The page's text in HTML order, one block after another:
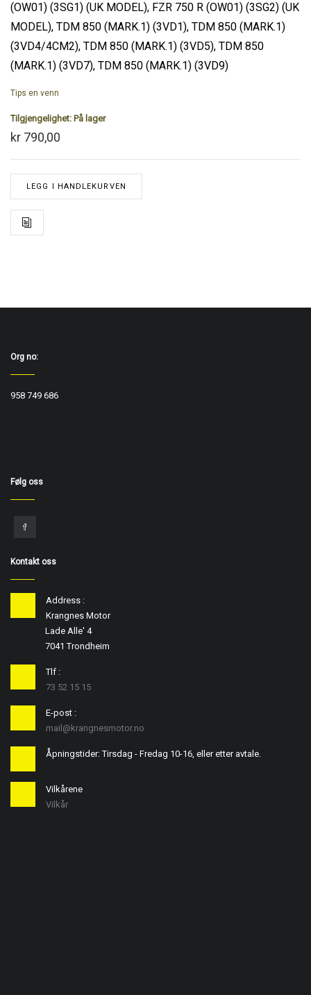
(OW01) (3SG1) (UK MODEL), FZR 750 R (OW01) (3SG2) (UK
MODEL), TDM 850 (MARK.1) (3VD1), TDM 850 (MARK.1)
(3VD4/4CM2), TDM 850 (MARK.1) (3VD5), TDM 850
(MARK.1) (3VD7), TDM 850 (MARK.1) (3VD9)
Tips en venn
Tilgjengelighet: På lager
kr 790,00
LEGG I HANDLEKURVEN
Org no:
958 749 686
Følg oss
Kontakt oss
Address :
Krangnes Motor
Lade Alle' 4
7041 Trondheim
Tlf :
73 52 15 15
E-post :
mail@krangnesmotor.no
Åpningstider: Tirsdag - Fredag 10-16, eller etter avtale.
Vilkårene
Vilkår